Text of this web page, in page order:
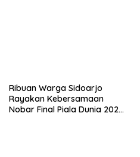
Ribuan Warga Sidoarjo
Rayakan Kebersamaan
Nobar Final Piala Dunia 2026